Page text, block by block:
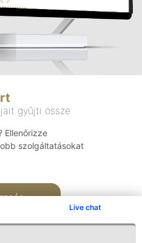
Live chat
gyűjti össze
Ellenőrizze
szolgáltatásokat